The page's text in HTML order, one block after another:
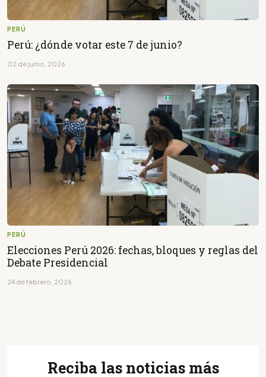
PERÚ
Perú: ¿dónde votar este 7 de junio?
02 de junio, 2026
PERÚ
Elecciones Perú 2026: fechas, bloques y reglas del
Debate Presidencial
24 de febrero, 2026
Reciba las noticias más